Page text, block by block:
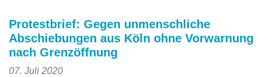
Protestbrief: Gegen unmenschliche
Abschiebungen aus Köln ohne Vorwarnung
nach Grenzöffnung
07. Juli 2020